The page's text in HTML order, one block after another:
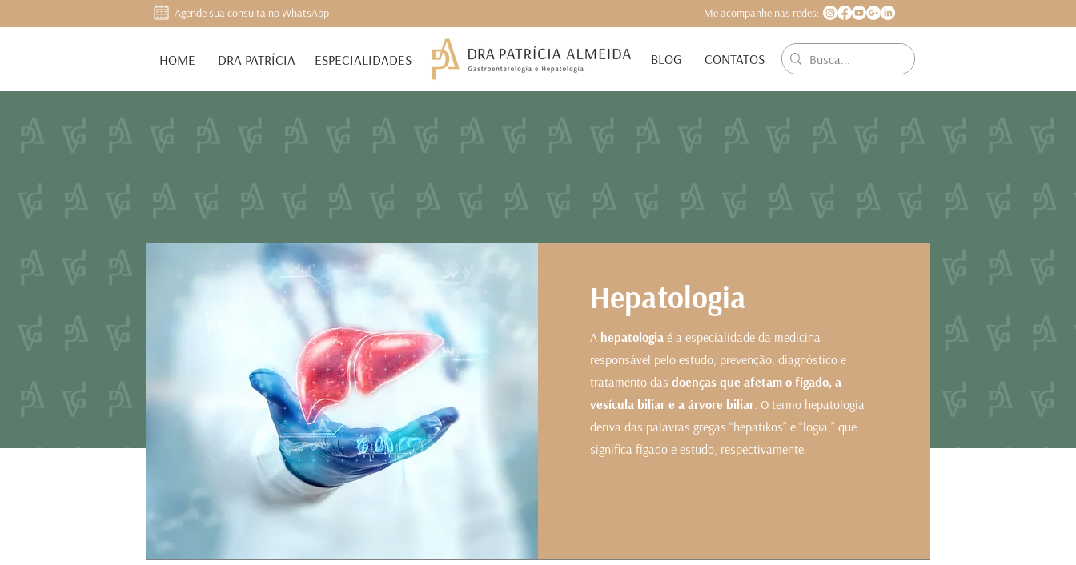
Agende sua consulta no WhatsApp Me acompanhe nas redes:
HOME DRA PATRÍCIA ESPECIALIDADES BLOG CONTATOS
Hepatologia
A hepatologia é a especialidade da medicina
responsável pelo estudo, prevenção, diagnóstico e
tratamento das doenças que afetam o fígado, a
vesícula biliar e a árvore biliar. O termo hepatologia
deriva das palavras gregas “hepatikos” e “logia,” que
significa fígado e estudo, respectivamente.